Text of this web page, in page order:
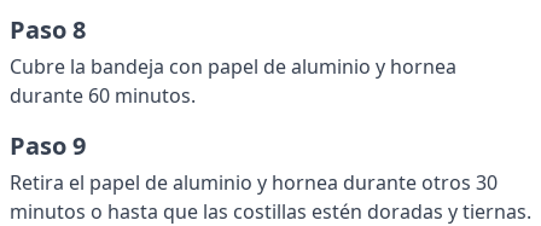
Paso 8
Cubre la bandeja con papel de aluminio y hornea
durante 60 minutos.
Paso 9
Retira el papel de aluminio y hornea durante otros 30
minutos o hasta que las costillas estén doradas y tiernas.